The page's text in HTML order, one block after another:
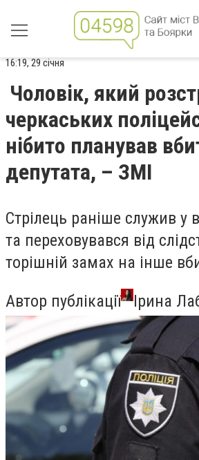
16:19, 29 січня
Чоловік, який
черкаських
нібито планував
депутата, – ЗМІ
Стрілець раніше служив у
та переховувався від
торішній замах на інше
Автор публікації
Ірина